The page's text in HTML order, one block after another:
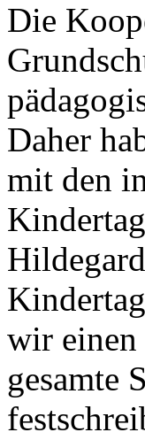
Die
Daher
mit den
wir einen
gesamte